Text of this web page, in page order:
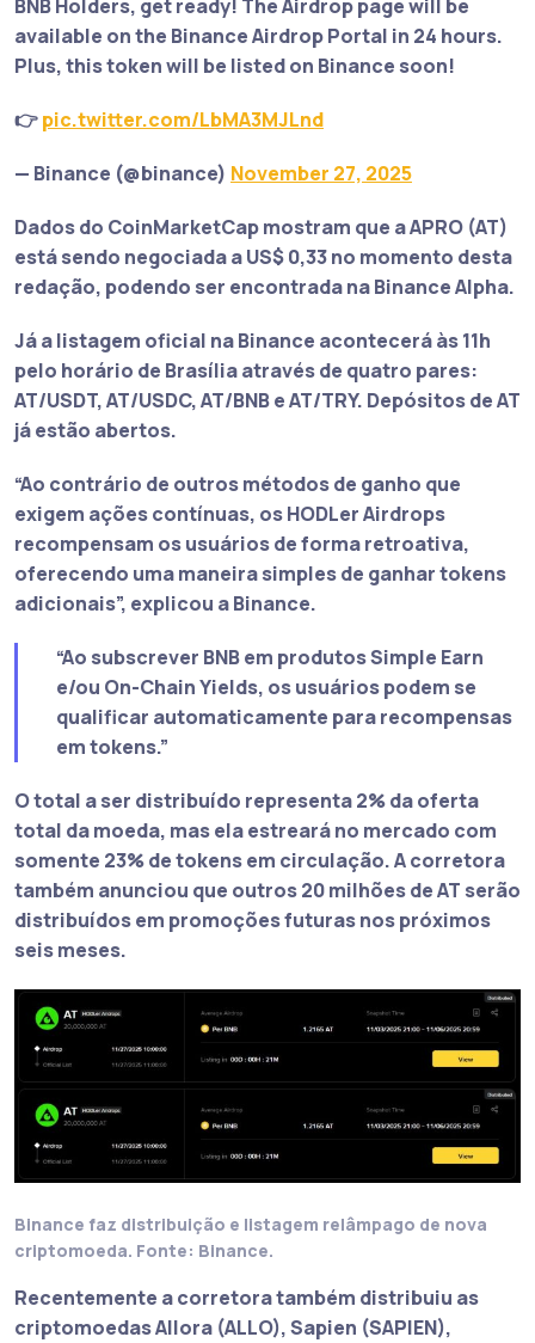
BNB Holders, get ready! The Airdrop page will be
available on the Binance Airdrop Portal in 24 hours.
Plus, this token will be listed on Binance soon!
👉pic.twitter.com/LbMA3MJLnd
— Binance (@binance) November 27, 2025
Dados do CoinMarketCap mostram que a APRO (AT)
está sendo negociada a US$ 0,33 no momento desta
redação, podendo ser encontrada na Binance Alpha.
Já a listagem oficial na Binance acontecerá às 11h
pelo horário de Brasília através de quatro pares:
AT/USDT, AT/USDC, AT/BNB e AT/TRY. Depósitos de AT
já estão abertos.
“Ao contrário de outros métodos de ganho que
exigem ações contínuas, os HODLer Airdrops
recompensam os usuários de forma retroativa,
oferecendo uma maneira simples de ganhar tokens
adicionais”, explicou a Binance.
“Ao subscrever BNB em produtos Simple Earn
e/ou On-Chain Yields, os usuários podem se
qualificar automaticamente para recompensas
em tokens.”
O total a ser distribuído representa 2% da oferta
total da moeda, mas ela estreará no mercado com
somente 23% de tokens em circulação. A corretora
também anunciou que outros 20 milhões de AT serão
distribuídos em promoções futuras nos próximos
seis meses.
Binance faz distribuição e listagem relâmpago de nova
criptomoeda. Fonte: Binance.
Recentemente a corretora também distribuiu as
criptomoedas Allora (ALLO), Sapien (SAPIEN),